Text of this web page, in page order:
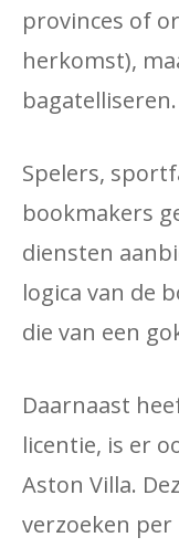
provinces of
herkomst),
bagatelliseren.
Spelers,
bookmakers
diensten
logica van de
die van een
Daarnaast
licentie, is er
Aston Villa.
verzoeken